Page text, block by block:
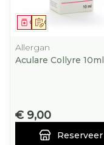
Op voorschrift
Geneesmiddel
Allergan
Aculare Collyre 10ml
€ 9,00
Reserveer